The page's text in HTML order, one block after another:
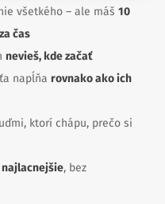
všetkého – ale máš 10
čas
nevieš, kde začať
napĺňa rovnako ako ich
ktorí chápu, prečo si
najlacnejšie, bez